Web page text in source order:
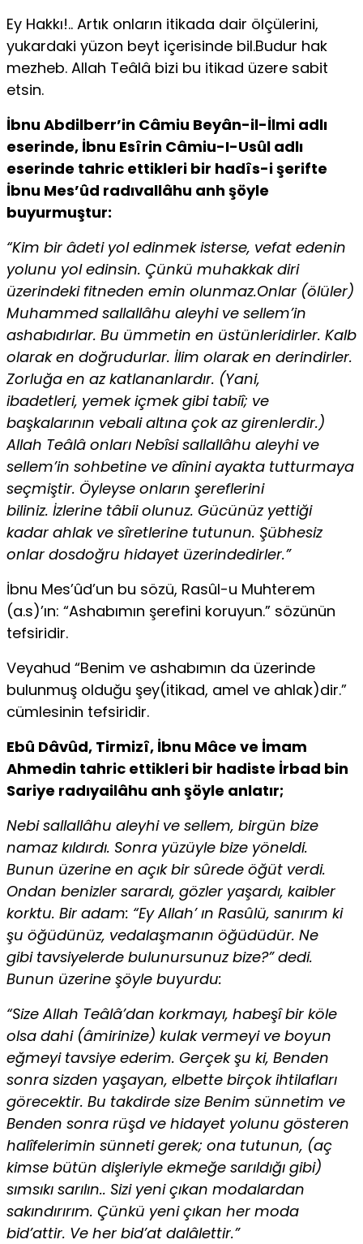
Ey Hakkı!.. Artık onların itikada dair ölçülerini,
yukardaki yüzon beyt içerisinde bil.Budur hak
mezheb. Allah Teâlâ bizi bu itikad üzere sabit
etsin.
İbnu Abdilberr’in Câmiu Beyân-il-İlmi adlı
eserinde, İbnu Esîrin Câmiu-I-Usûl adlı
eserinde tahric ettikleri bir hadîs-i şerifte
İbnu Mes’ûd radıvallâhu anh şöyle
buyurmuştur:
“Kim bir âdeti yol edinmek isterse, vefat edenin
yolunu yol edinsin. Çünkü muhakkak diri
üzerindeki fitneden emin olunmaz.Onlar (ölüler)
Muhammed sallallâhu aleyhi ve sellem’in
ashabıdırlar. Bu ümmetin en üstünleridirler. Kalb
olarak en doğrudurlar. İlim olarak en derindirler.
Zorluğa en az katlananlardır. (Yani,
ibadetleri, yemek içmek gibi tabiî; ve
başkalarının vebali altına çok az girenlerdir.)
Allah Teâlâ onları Nebîsi sallallâhu aleyhi ve
sellem’in sohbetine ve dînini ayakta tutturmaya
seçmiştir. Öyleyse onların şereflerini
biliniz. İzlerine tâbii olunuz. Gücünüz yettiği
kadar ahlak ve sîretlerine tutunun. Şübhesiz
onlar dosdoğru hidayet üzerindedirler.”
İbnu Mes’ûd’un bu sözü, Rasûl-u Muhterem
(a.s)’ın: “Ashabımın şerefini koruyun.” sözünün
tefsiridir.
Veyahud “Benim ve ashabımın da üzerinde
bulunmuş olduğu şey(itikad, amel ve ahlak)dir.”
cümlesinin tefsiridir.
Ebû Dâvûd, Tirmizî, İbnu Mâce ve İmam
Ahmedin tahric ettikleri bir hadiste İrbad bin
Sariye radıyailâhu anh şöyle anlatır;
Nebi sallallâhu aleyhi ve sellem, birgün bize
namaz kıldırdı. Sonra yüzüyle bize yöneldi.
Bunun üzerine en açık bir sûrede öğüt verdi.
Ondan benizler sarardı, gözler yaşardı, kaibler
korktu. Bir adam: “Ey Allah’ ın Rasûlü, sanırım ki
şu öğüdünüz, vedalaşmanın öğüdüdür. Ne
gibi tavsiyelerde bulunursunuz bize?” dedi.
Bunun üzerine şöyle buyurdu:
“Size Allah Teâlâ’dan korkmayı, habeşî bir köle
olsa dahi (âmi­rinize) kulak vermeyi ve boyun
eğmeyi tavsiye ederim. Gerçek şu ki, Benden
sonra sizden yaşayan, elbette birçok ihtilafları
görecektir. Bu takdirde size Benim sünnetim ve
Benden sonra rüşd ve hidayet yolunu gösteren
halîfelerimin sünneti gerek; ona tutunun, (aç
kimse bütün dişleriyle ekmeğe sarıldığı gibi)
sımsıkı sarılın.. Sizi yeni çıkan modalardan
sakındırırım. Çünkü yeni çıkan her moda
bid’attir. Ve her bid’at dalâlettir.”